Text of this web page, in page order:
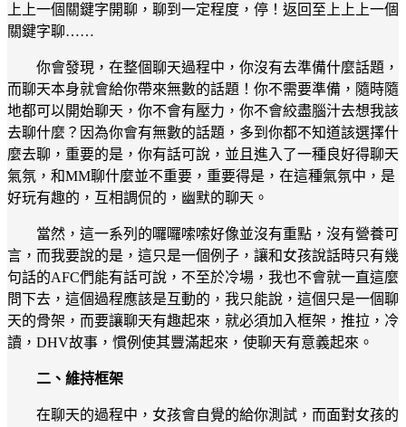
上上一個關鍵字開聊，聊到一定程度，停！返回至上上上一個
關鍵字聊……
你會發現，在整個聊天過程中，你沒有去準備什麼話題，
而聊天本身就會給你帶來無數的話題！你不需要準備，隨時隨
地都可以開始聊天，你不會有壓力，你不會絞盡腦汁去想我該
去聊什麼？因為你會有無數的話題，多到你都不知道該選擇什
麼去聊，重要的是，你有話可說，並且進入了一種良好得聊天
氣氛，和MM聊什麼並不重要，重要得是，在這種氣氛中，是
好玩有趣的，互相調侃的，幽默的聊天。
當然，這一系列的囉囉嗦嗦好像並沒有重點，沒有營養可
言，而我要說的是，這只是一個例子，讓和女孩說話時只有幾
句話的AFC們能有話可說，不至於冷場，我也不會就一直這麼
問下去，這個過程應該是互動的，我只能說，這個只是一個聊
天的骨架，而要讓聊天有趣起來，就必須加入框架，推拉，冷
讀，DHV故事，慣例使其豐滿起來，使聊天有意義起來。
二、維持框架
在聊天的過程中，女孩會自覺的給你測試，而面對女孩的